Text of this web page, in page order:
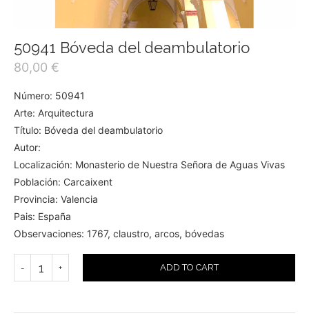
50941 Bóveda del deambulatorio
80,00 €
Número: 50941
Arte: Arquitectura
Título: Bóveda del deambulatorio
Autor:
Localización: Monasterio de Nuestra Señora de Aguas Vivas
Población: Carcaixent
Provincia: Valencia
Pais: España
Observaciones: 1767, claustro, arcos, bóvedas
ADD TO CART